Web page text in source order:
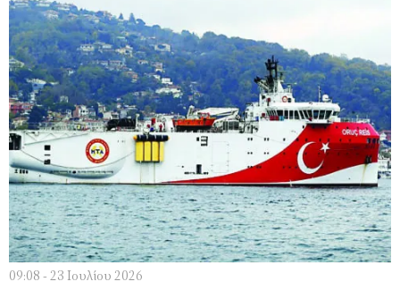
09:08 - 23 Ιουλίου 2026